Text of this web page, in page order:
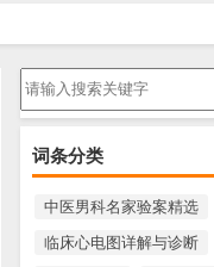
词条分类
中医男科名家验案精选
临床心电图详解与诊断